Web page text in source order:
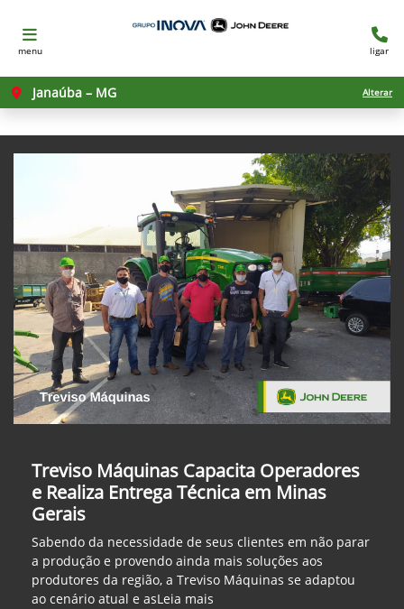
menu ligar
Janaúba – MG Alterar
Treviso Máquinas Capacita Operadores
e Realiza Entrega Técnica em Minas
Gerais
Sabendo da necessidade de seus clientes em não parar
a produção e provendo ainda mais soluções aos
produtores da região, a Treviso Máquinas se adaptou
ao cenário atual e asLeia mais